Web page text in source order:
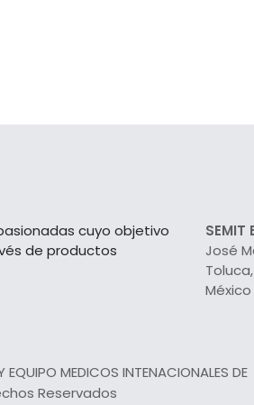
cuyo objetivo
de productos
SEMIT
José
México
MEDICOS INTENACIONALES DE
Reservados